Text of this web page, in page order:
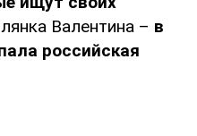
Валентина – в
российская